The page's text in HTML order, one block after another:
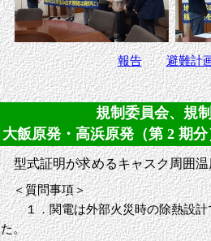
報告 避難計
規制委員会、規
大飯原発・高浜原発（第 2 期
型式証明が求めるキャスク周囲温
＜質問事項＞
１．関電は外部火災時の除熱設計
た。